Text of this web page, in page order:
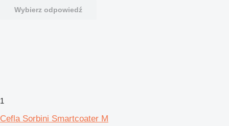
Wybierz odpowiedź
1
Cefla Sorbini Smartcoater M